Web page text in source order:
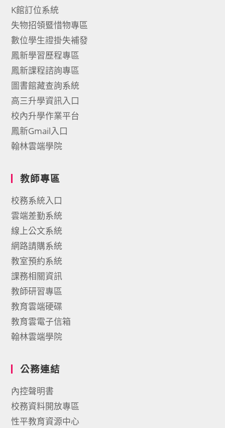
K館訂位系統
失物招領暨惜物專區
數位學生證掛失補發
鳳新學習歷程專區
鳳新課程諮詢專區
圖書館藏查詢系統
高三升學資訊入口
校內升學作業平台
鳳新Gmail入口
翰林雲端學院
教師專區
校務系統入口
雲端差勤系統
線上公文系統
網路請購系統
教室預約系統
課務相關資訊
教師研習專區
教育雲端硬碟
教育雲電子信箱
翰林雲端學院
公務連結
內控聲明書
校務資料開放專區
性平教育資源中心